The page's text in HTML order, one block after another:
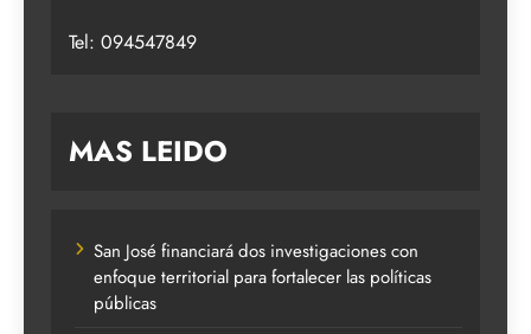
Tel: 094547849
MAS LEIDO
San José financiará dos investigaciones con
enfoque territorial para fortalecer las políticas
públicas